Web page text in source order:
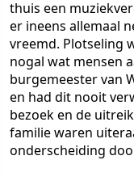
thuis een
er ineens allemaal
vreemd. Plotseling
nogal wat mensen
burgemeester van
en had dit nooit
bezoek en de
familie waren
onderscheiding